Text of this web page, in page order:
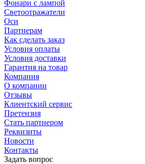
Фонари с лампой
Светоотражатели
Оси
Партнерам
Как сделать заказ
Условия оплаты
Условия доставки
Гарантия на товар
Компания
О компании
Отзывы
Клиентский сервис
Претензия
Стать партнером
Реквизиты
Новости
Контакты
Задать вопрос